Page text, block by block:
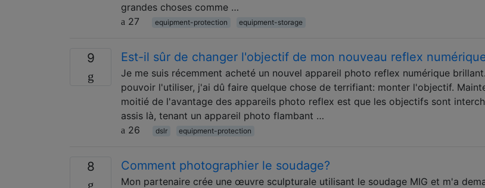
grandes choses comme …
27
equipment-protection equipment-storage
9 Est-il sûr de changer l'objectif de mon nouveau reflex
Je me suis récemment acheté un nouvel appareil photo reflex numérique
pouvoir l'utiliser, j'ai dû faire quelque chose de terrifiant: monter l'objectif.
moitié de l'avantage des appareils photo reflex est que les objectifs sont
assis là, tenant un appareil photo flambant …
26
dslr equipment-protection
8 Comment photographier le soudage?
Mon partenaire crée une œuvre sculpturale utilisant le soudage MIG et m'a